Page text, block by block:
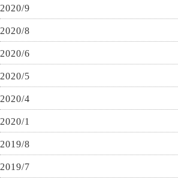
2020/9
2020/8
2020/6
2020/5
2020/4
2020/1
2019/8
2019/7